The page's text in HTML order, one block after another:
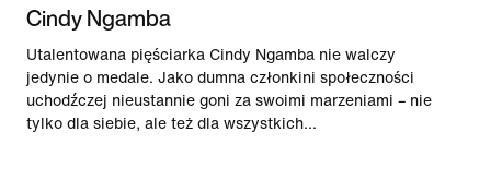
Cindy Ngamba
Utalentowana pięściarka Cindy Ngamba nie walczy
jedynie o medale. Jako dumna członkini społeczności
uchodźczej nieustannie goni za swoimi marzeniami – nie
tylko dla siebie, ale też dla wszystkich...